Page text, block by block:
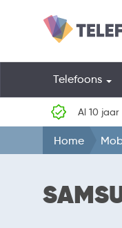
Telefoons
Al 10
Home